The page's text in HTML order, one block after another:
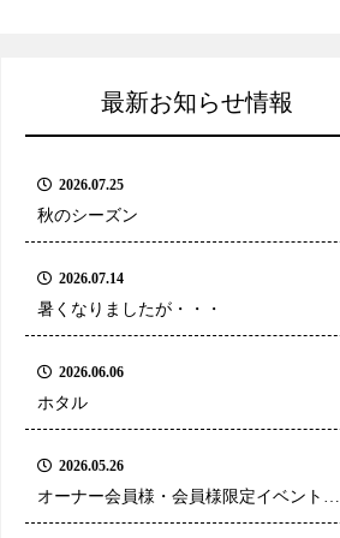
最新お知らせ情報
2026.07.25
秋のシーズン
2026.07.14
暑くなりましたが・・・
2026.06.06
ホタル
2026.05.26
オーナー会員様・会員様限定イベントの
ご案内